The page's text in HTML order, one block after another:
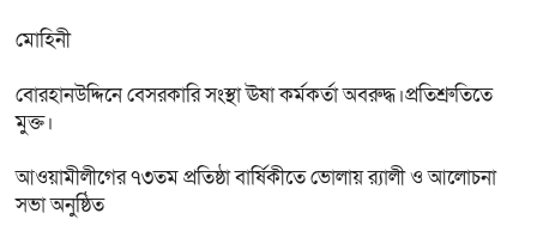
মোহিনী
বোরহানউদ্দিনে বেসরকারি সংস্থা ঊষা কর্মকর্তা অবরুদ্ধ।প্রতিশ্রুতিতে
মুক্ত।
আওয়ামীলীগের ৭৩তম প্রতিষ্ঠা বার্ষিকীতে ভোলায় র‌্যালী ও আলোচনা
সভা অনুষ্ঠিত